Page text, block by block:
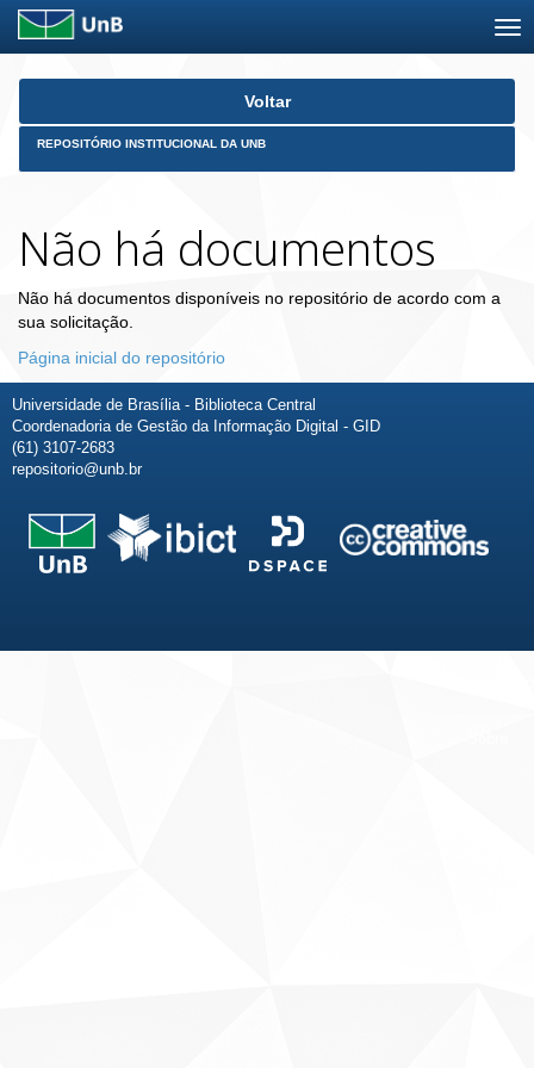
Skip
Voltar
REPOSITÓRIO INSTITUCIONAL DA UNB
Não há documentos
Não há documentos disponíveis no repositório de acordo com a
sua solicitação.
Página inicial do repositório
Universidade de Brasília - Biblioteca Central
Coordenadoria de Gestão da Informação Digital - GID
(61) 3107-2683
repositorio@unb.br